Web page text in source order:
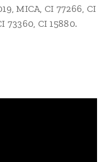
MICA, CI 77266, CI
73360, CI 15880.